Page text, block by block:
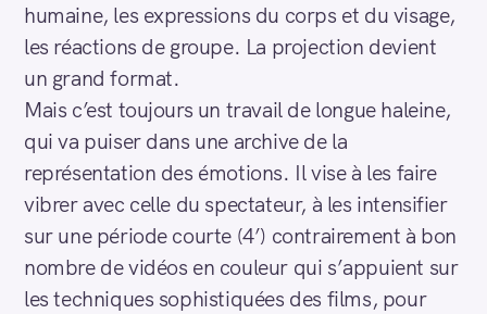
humaine, les expressions du corps et du visage,
les réactions de groupe. La projection devient
un grand format.
Mais c’est toujours un travail de longue haleine,
qui va puiser dans une archive de la
représentation des émotions. Il vise à les faire
vibrer avec celle du spectateur, à les intensifier
sur une période courte (4’) contrairement à bon
nombre de vidéos en couleur qui s’appuient sur
les techniques sophistiquées des films, pour